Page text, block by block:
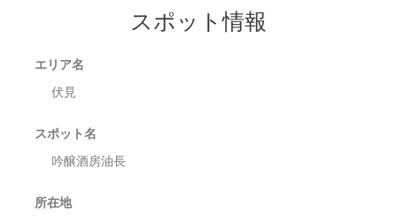
スポット情報
エリア名
伏見
スポット名
吟醸酒房油長
所在地